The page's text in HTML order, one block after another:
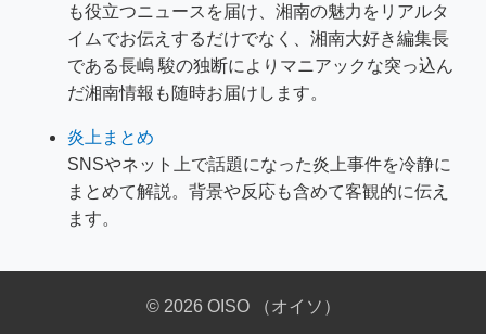
も役立つニュースを届け、湘南の魅力をリアルタ
イムでお伝えするだけでなく、湘南大好き編集長
である長嶋 駿の独断によりマニアックな突っ込ん
だ湘南情報も随時お届けします。
炎上まとめ
SNSやネット上で話題になった炎上事件を冷静に
まとめて解説。背景や反応も含めて客観的に伝え
ます。
© 2026 OISO （オイソ）